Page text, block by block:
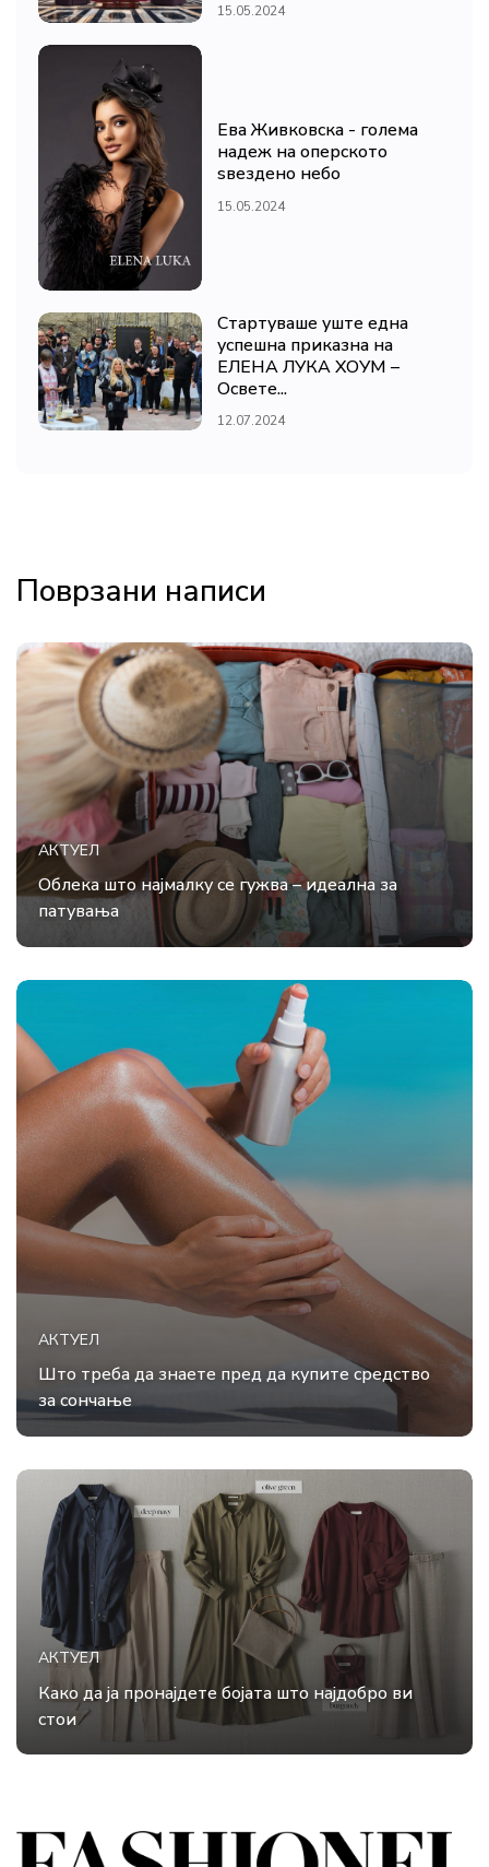
15.05.2024
Ева Живковска - голема
надеж на оперското
ѕвездено небо
15.05.2024
Стартуваше уште една
успешна приказна на
ЕЛЕНА ЛУКА ХОУМ –
Освете...
12.07.2024
Поврзани написи
АКТУЕЛ
Облека што најмалку се гужва – идеална за
патувања
АКТУЕЛ
Што треба да знаете пред да купите средство
за сончање
АКТУЕЛ
Како да ја пронајдете бојата што најдобро ви
стои